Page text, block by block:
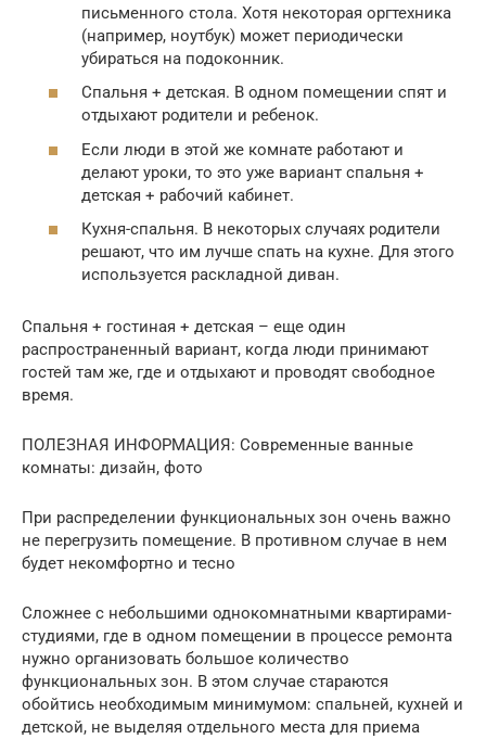
письменного стола. Хотя некоторая оргтехника
(например, ноутбук) может периодически
убираться на подоконник.
Спальня + детская. В одном помещении спят и
отдыхают родители и ребенок.
Если люди в этой же комнате работают и
делают уроки, то это уже вариант спальня +
детская + рабочий кабинет.
Кухня-спальня. В некоторых случаях родители
решают, что им лучше спать на кухне. Для этого
используется раскладной диван.
Спальня + гостиная + детская – еще один
распространенный вариант, когда люди принимают
гостей там же, где и отдыхают и проводят свободное
время.
ПОЛЕЗНАЯ ИНФОРМАЦИЯ: Современные ванные
комнаты: дизайн, фото
При распределении функциональных зон очень важно
не перегрузить помещение. В противном случае в нем
будет некомфортно и тесно
Сложнее с небольшими однокомнатными квартирами-
студиями, где в одном помещении в процессе ремонта
нужно организовать большое количество
функциональных зон. В этом случае стараются
обойтись необходимым минимумом: спальней, кухней и
детской, не выделяя отдельного места для приема